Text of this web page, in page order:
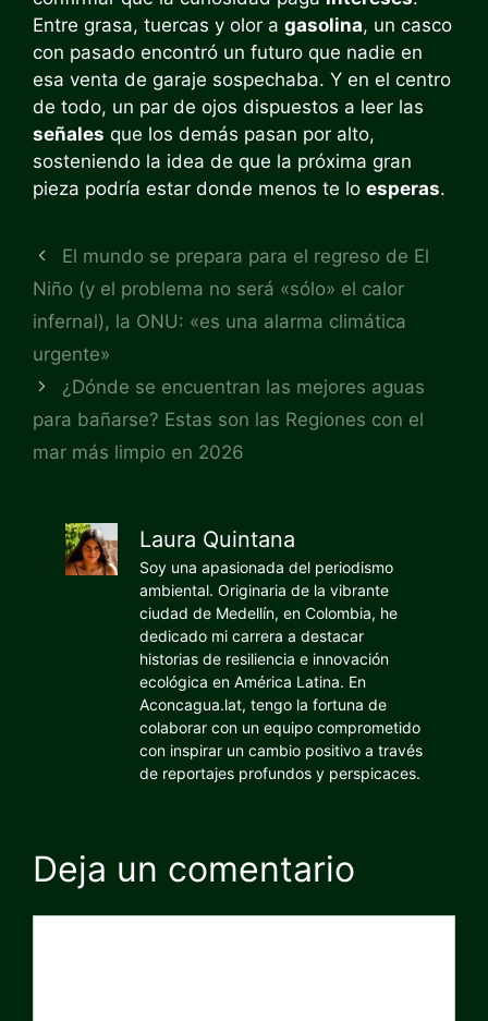
Entre grasa, tuercas y olor a gasolina, un casco
con pasado encontró un futuro que nadie en
esa venta de garaje sospechaba. Y en el centro
de todo, un par de ojos dispuestos a leer las
señales que los demás pasan por alto,
sosteniendo la idea de que la próxima gran
pieza podría estar donde menos te lo esperas.
El mundo se prepara para el regreso de El
Niño (y el problema no será «sólo» el calor
infernal), la ONU: «es una alarma climática
urgente»
¿Dónde se encuentran las mejores aguas
para bañarse? Estas son las Regiones con el
mar más limpio en 2026
Laura Quintana
Soy una apasionada del periodismo
ambiental. Originaria de la vibrante
ciudad de Medellín, en Colombia, he
dedicado mi carrera a destacar
historias de resiliencia e innovación
ecológica en América Latina. En
Aconcagua.lat, tengo la fortuna de
colaborar con un equipo comprometido
con inspirar un cambio positivo a través
de reportajes profundos y perspicaces.
Deja un comentario